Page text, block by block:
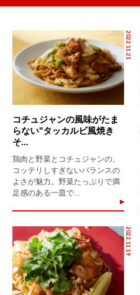
2022.11.21
コチュジャンの風味がたま
らない"タッカルビ風焼き
そ...
鶏肉と野菜とコチュジャンの、
コッテリしすぎないバランスの
よさが魅力。野菜たっぷりで満
足感のある一皿で...
2022.11.19